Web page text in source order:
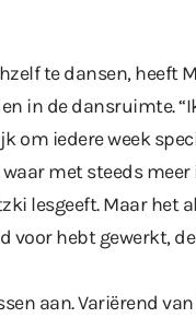
te dansen, heeft
in de dansruimte.
om iedere week
waar met steeds
lesgeeft. Maar het
voor hebt gewerkt,
aan. Variërend